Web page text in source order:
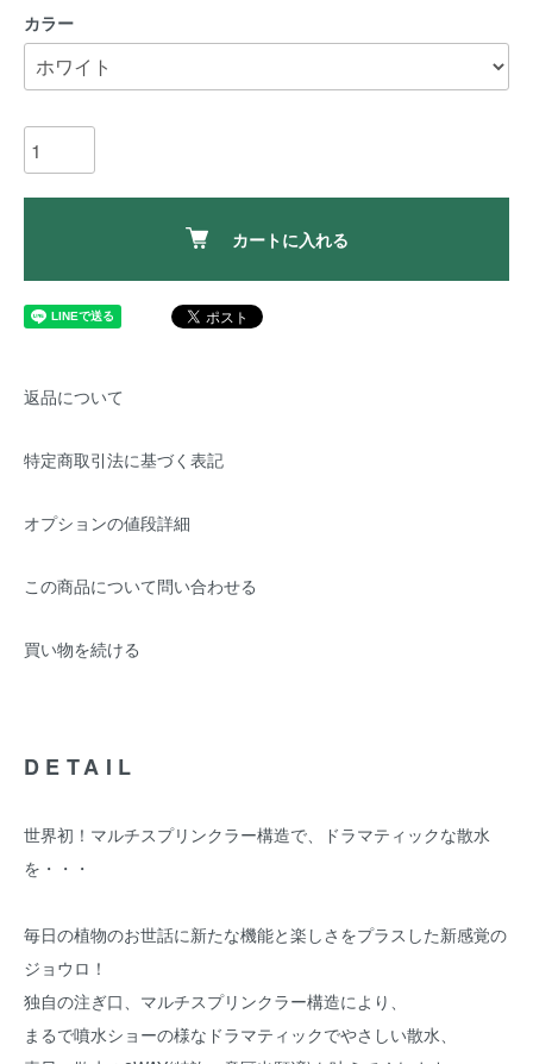
カラー
カートに入れる
返品について
特定商取引法に基づく表記
オプションの値段詳細
この商品について問い合わせる
買い物を続ける
DETAIL
世界初！マルチスプリンクラー構造で、ドラマティックな散水
を・・・
毎日の植物のお世話に新たな機能と楽しさをプラスした新感覚の
ジョウロ！
独自の注ぎ口、マルチスプリンクラー構造により、
まるで噴水ショーの様なドラマティックでやさしい散水、